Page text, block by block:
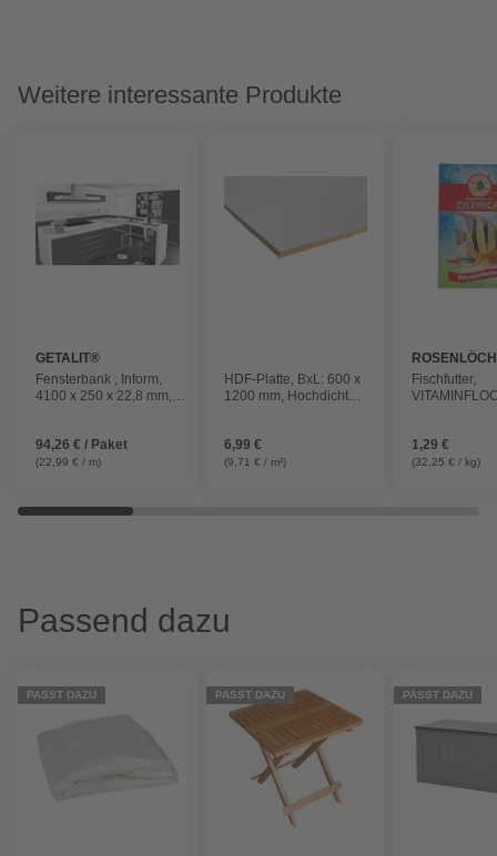
Weitere interessante Produkte
GETALIT®
Fensterbank , Inform,
4100 x 250 x 22,8 mm,
94,26 € / Paket
(22,99 € / m)
HDF-Platte, BxL: 600 x
1200 mm, Hochdichte
6,99 €
(9,71 € / m²)
Fischfutter,
1,29 €
(32,25 € / kg)
Passend dazu
PASST DAZU PASST DAZU PASST DAZU